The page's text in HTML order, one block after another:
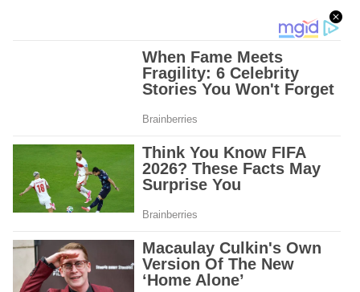
Advertisement